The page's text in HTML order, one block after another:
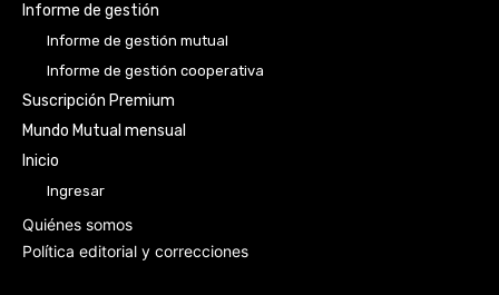
Informe de gestión
Informe de gestión mutual
Informe de gestión cooperativa
Suscripción Premium
Mundo Mutual mensual
Inicio
Ingresar
Quiénes somos
Política editorial y correcciones